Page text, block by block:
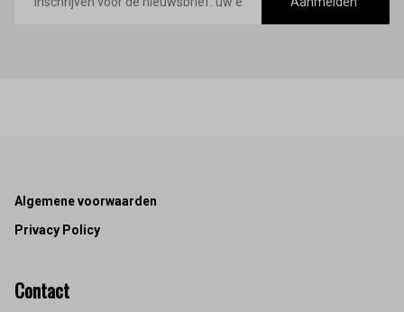
Footer
Algemene voorwaarden
Privacy Policy
Contact